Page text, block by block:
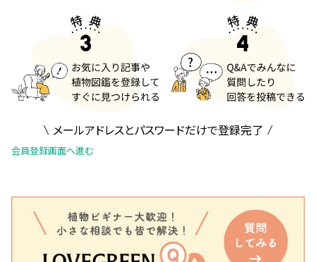
メールアドレスとパスワードだけで登録完了
会員登録画面へ進む